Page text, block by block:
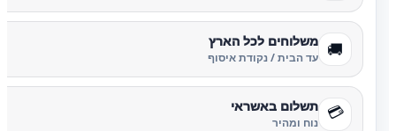
🚚 משלוחים לכל הארץ
עד הבית / נקודת איסוף
💳 תשלום באשראי
נוח ומהיר